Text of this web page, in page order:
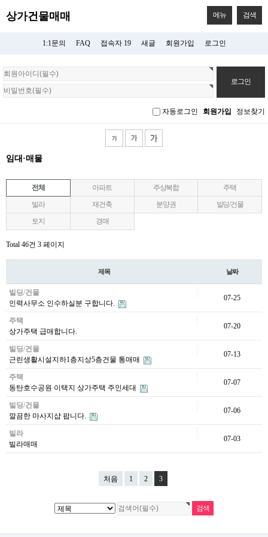
상가건물매매 메뉴 검색
1:1문의 FAQ 접속자 19 새글 회원가입 로그인
회
원
로
자동로그인 회원가입 정보찾기
임대·매물
전체 아파트 주상복합
주택
빌라
재건축 분양권
빌딩/건물
토지
경매
Total 46건 3 페이지
제목 날짜
빌딩/건물
인력사무소 인수하실분 구합니다.
07-25
주택
상가주택 급매합니다.
07-20
빌딩/건물
근린생활시설지하1층지상5층건물 통매매
07-13
주택
동탄호수공원 이택지 상가주택 주인세대
07-07
빌딩/건물
깔끔한 마사지샵 팝니다.
07-06
빌라
빌라매매
07-03
처음 1 2 3